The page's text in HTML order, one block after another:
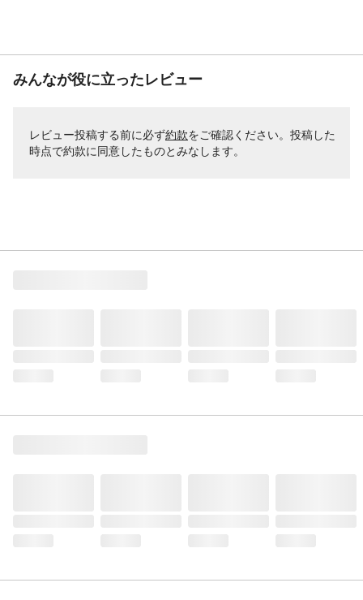
みんなが役に立ったレビュー
レビュー投稿する前に必ず約款をご確認ください。投稿した
時点で約款に同意したものとみなします。